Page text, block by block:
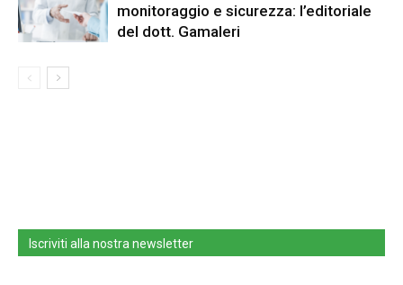
monitoraggio e sicurezza: l’editoriale
del dott. Gamaleri
Iscriviti alla nostra newsletter